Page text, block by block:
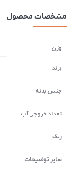
مشخصات محصول
وزن
برند
جنس بدنه
تعداد خروجی آب
رنگ
سایر توضیحات